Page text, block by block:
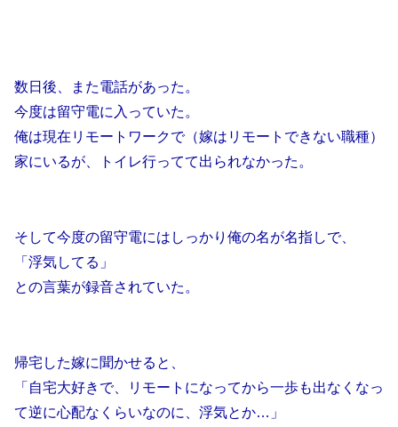
数日後、また電話があった。
今度は留守電に入っていた。
俺は現在リモートワークで（嫁はリモートできない職種）
家にいるが、トイレ行ってて出られなかった。
そして今度の留守電にはしっかり俺の名が名指しで、
「浮気してる」
との言葉が録音されていた。
帰宅した嫁に聞かせると、
「自宅大好きで、リモートになってから一歩も出なくなっ
て逆に心配なくらいなのに、浮気とか…」